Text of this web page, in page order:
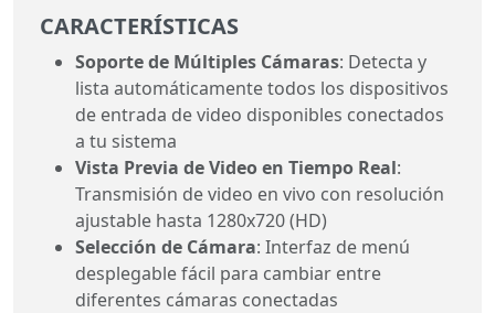
CARACTERÍSTICAS
Soporte de Múltiples Cámaras: Detecta y
lista automáticamente todos los dispositivos
de entrada de video disponibles conectados
a tu sistema
Vista Previa de Video en Tiempo Real:
Transmisión de video en vivo con resolución
ajustable hasta 1280x720 (HD)
Selección de Cámara: Interfaz de menú
desplegable fácil para cambiar entre
diferentes cámaras conectadas